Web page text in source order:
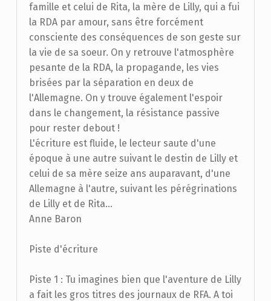
famille et celui de Rita, la mère de Lilly, qui a fui
la RDA par amour, sans être forcément
consciente des conséquences de son geste sur
la vie de sa soeur. On y retrouve l'atmosphère
pesante de la RDA, la propagande, les vies
brisées par la séparation en deux de
l'Allemagne. On y trouve également l'espoir
dans le changement, la résistance passive
pour rester debout !
L'écriture est fluide, le lecteur saute d'une
époque à une autre suivant le destin de Lilly et
celui de sa mère seize ans auparavant, d'une
Allemagne à l'autre, suivant les pérégrinations
de Lilly et de Rita...
Anne Baron
Piste d'écriture
Piste 1 : Tu imagines bien que l'aventure de Lilly
a fait les gros titres des journaux de RFA. A toi